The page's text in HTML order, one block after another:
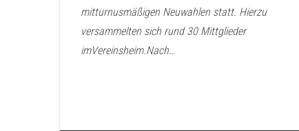
mitturnusmäßigen Neuwahlen statt. Hierzu
versammelten sich rund 30 Mittglieder
imVereinsheim.Nach…